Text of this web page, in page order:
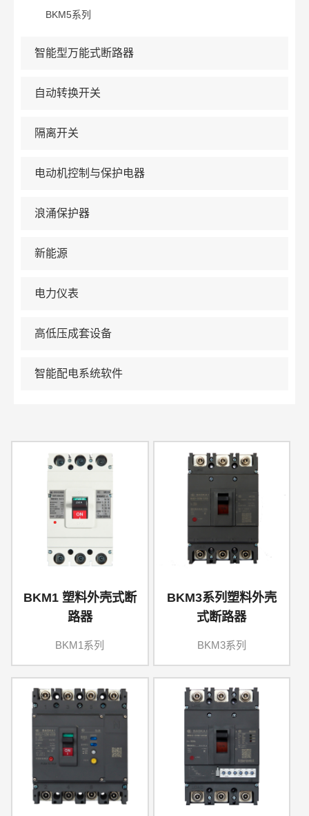
BKM5系列
智能型万能式断路器
自动转换开关
隔离开关
电动机控制与保护电器
浪涌保护器
新能源
电力仪表
高低压成套设备
智能配电系统软件
BKM1 塑料外壳式断
路器
BKM1系列
BKM3系列塑料外壳
式断路器
BKM3系列